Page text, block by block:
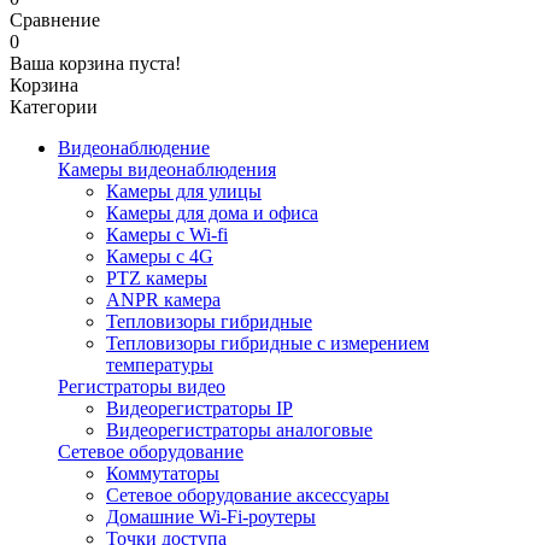
Сравнение
0
Ваша корзина пуста!
Корзина
Категории
Видеонаблюдение
Камеры видеонаблюдения
Камеры для улицы
Камеры для дома и офиса
Камеры с Wi-fi
Камеры с 4G
PTZ камеры
ANPR камера
Тепловизоры гибридные
Тепловизоры гибридные c измерением
температуры
Регистраторы видео
Видеорегистраторы IP
Видеорегистраторы аналоговые
Сетевое оборудование
Коммутаторы
Сетевое оборудование аксессуары
Домашние Wi-Fi-роутеры
Точки доступа